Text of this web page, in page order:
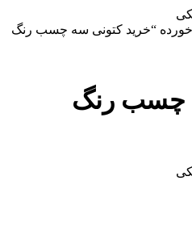
“خرید کتونی سه چسب رنگ
چسب رنگ